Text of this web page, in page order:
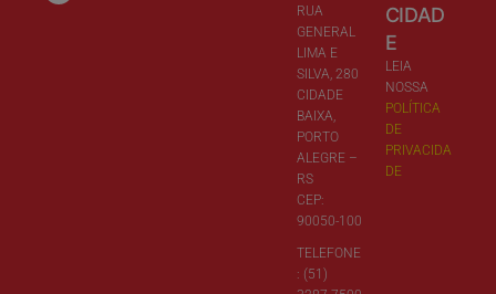
RUA
GENERAL
LIMA E
SILVA, 280
CIDADE
BAIXA,
PORTO
ALEGRE –
RS
CEP:
90050-100
TELEFONE
: (51)
CIDAD
E
LEIA
NOSSA
POLÍTICA
DE
PRIVACIDA
DE